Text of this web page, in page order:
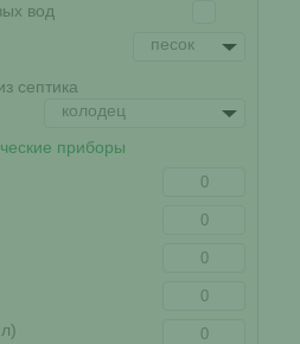
вод
песок
септика
колодец
приборы